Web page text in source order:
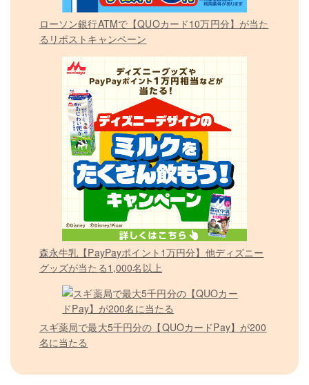
ローソン銀行ATMで【QUOカード10万円分】が当た
るリポストキャンペーン
森永牛乳【PayPayポイント1万円分】他ディズニー
グッズが当たる1,000名以上
スギ薬局で最大5千円分の【QUOカードPay】が200
名に当たる